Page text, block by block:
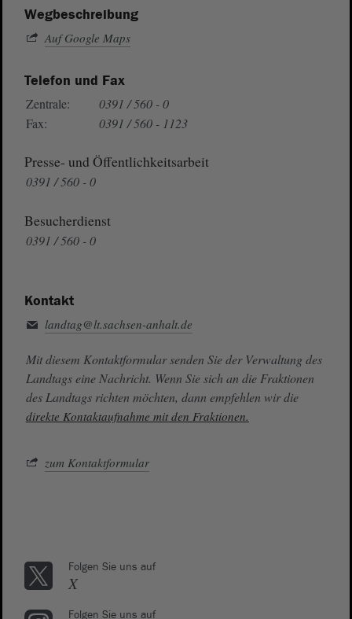
Wegbeschreibung
Auf Google Maps
Telefon und Fax
Zentrale:
0391 / 560 - 0
Fax:
0391 / 560 - 1123
Presse- und Öffentlichkeitsarbeit
0391 / 560 - 0
Besucherdienst
0391 / 560 - 0
Kontakt
landtag@lt.sachsen-anhalt.de
Mit diesem Kontaktformular senden Sie der Verwaltung des
Landtags eine Nachricht. Wenn Sie sich an die Fraktionen
des Landtags richten möchten, dann empfehlen wir die
direkte Kontaktaufnahme mit den Fraktionen.
zum Kontaktformular
Folgen Sie uns auf
X
Folgen Sie uns auf